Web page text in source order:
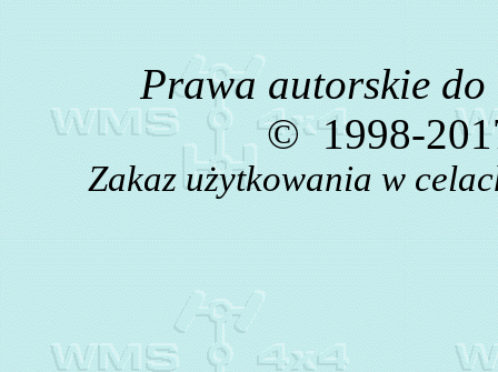
Prawa autorskie
©1998-
Zakaz użytkowania w